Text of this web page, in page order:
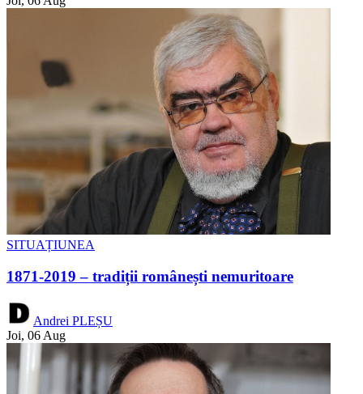
SITUAȚIUNEA
1871-2019 – tradiții românești nemuritoare
Andrei PLEȘU
Joi, 06 Aug